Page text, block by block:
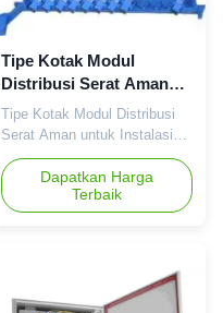
Tipe Kotak Modul
Distribusi Serat Aman
untuk Instalasi Splitter
Tipe Kotak Modul Distribusi
Serat Aman untuk Instalasi
Splitter Deskripsi: Digunakan
untuk pemasangan splitter,
aman dan mudah Terutama
digunakan dalam kabinet
modular, mudah untuk
Dapatkan Harga
Terbaik